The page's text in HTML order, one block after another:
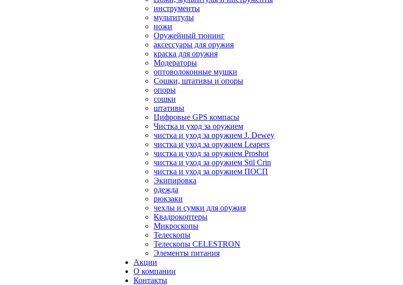
инструменты
мультитулы
ножи
Оружейный тюнинг
аксессуары для оружия
краска для оружия
Модераторы
оптоволоконные мушки
Сошки, штативы и опоры
опоры
сошки
штативы
Цифровые GPS компасы
Чистка и уход за оружием
чистка и уход за оружием J. Dewey
чистка и уход за оружием Leapers
чистка и уход за оружием Proshot
чистка и уход за оружием Stil Crin
чистка и уход за оружием ПОСП
Экипировка
одежда
рюкзаки
чехлы и сумки для оружия
Квадрокоптеры
Микроскопы
Телескопы
Телескопы CELESTRON
Элементы питания
Акции
О компании
Контакты